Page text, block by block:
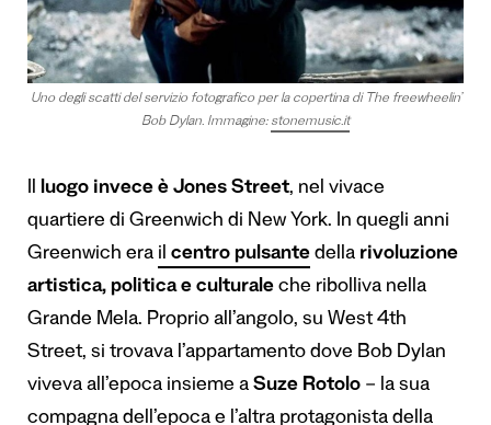
Uno degli scatti del servizio fotografico per la copertina di The freewheelin’
Bob Dylan. Immagine: stonemusic.it
Il luogo invece è Jones Street, nel vivace
quartiere di Greenwich di New York. In quegli anni
Greenwich era il centro pulsante della rivoluzione
artistica, politica e culturale che ribolliva nella
Grande Mela. Proprio all’angolo, su West 4th
Street, si trovava l’appartamento dove Bob Dylan
viveva all’epoca insieme a Suze Rotolo – la sua
compagna dell’epoca e l’altra protagonista della